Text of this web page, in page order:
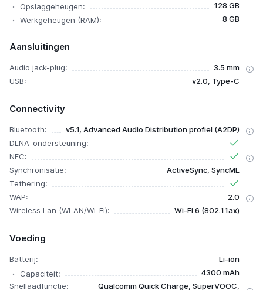
Opslaggeheugen:
128 GB
Werkgeheugen (RAM):
8 GB
Aansluitingen
Audio jack-plug:
3.5 mm
USB:
v2.0, Type-C
Connectivity
Bluetooth:
v5.1, Advanced Audio Distribution profiel (A2DP)
DLNA-ondersteuning:
NFC:
Synchronisatie:
ActiveSync, SyncML
Tethering:
WAP:
2.0
Wireless Lan (WLAN/Wi-Fi):
Wi-Fi 6 (802.11ax)
Voeding
Batterij:
Li-ion
Capaciteit:
4300 mAh
Snellaadfunctie:
Qualcomm Quick Charge, SuperVOOC,